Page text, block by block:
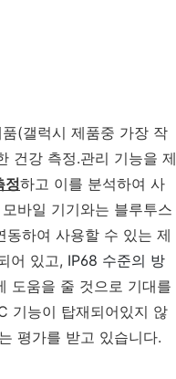
(갤럭시 제품중 가장 작
건강 측정.관리 기능을 제
정하고 이를 분석하여 사
바일 기기와는 블루투스
하여 사용할 수 있는 제
어 있고, IP68 수준의 방
도움을 줄 것으로 기대를
기능이 탑재되어있지 않
평가를 받고 있습니다.